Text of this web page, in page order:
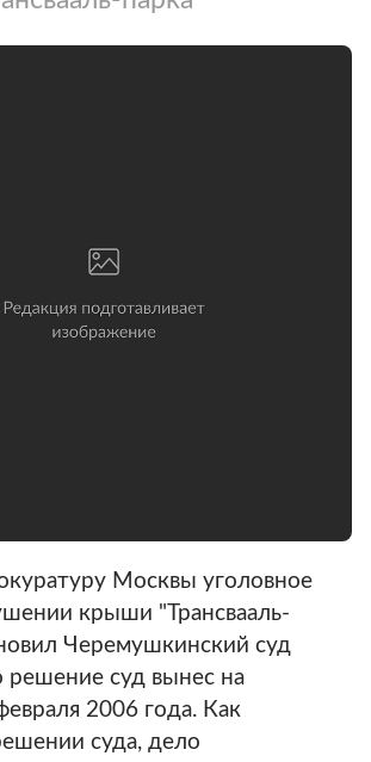
Москвы уголовное
крыши "Трансвааль-
Черемушкинский суд
решение суд вынес на
2006 года. Как
суда, дело